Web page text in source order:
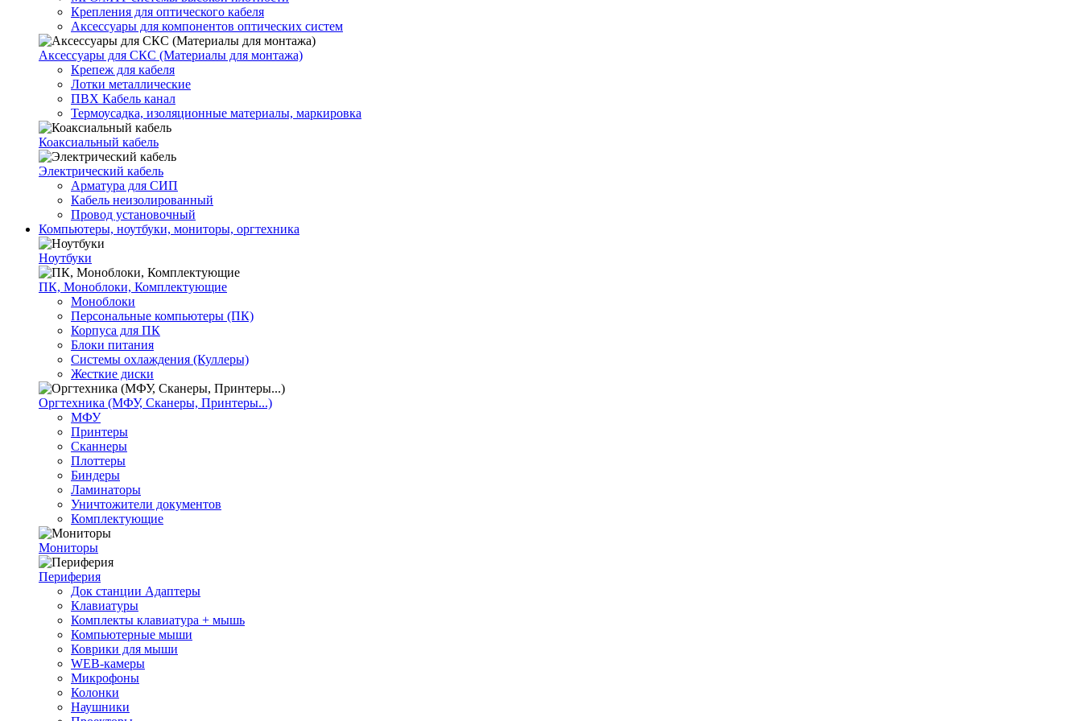
Крепления для оптического кабеля
Аксессуары для компонентов оптических систем
Аксессуары для СКС (Материалы для монтажа)
Крепеж для кабеля
Лотки металлические
ПВХ Кабель канал
Термоусадка, изоляционные материалы, маркировка
Коаксиальный кабель
Электрический кабель
Арматура для СИП
Кабель неизолированный
Провод установочный
Компьютеры, ноутбуки, мониторы, оргтехника
Ноутбуки
ПК, Моноблоки, Комплектующие
Моноблоки
Персональные компьютеры (ПК)
Корпуса для ПК
Блоки питания
Системы охлаждения (Куллеры)
Жесткие диски
Оргтехника (МФУ, Сканеры, Принтеры...)
МФУ
Принтеры
Сканнеры
Плоттеры
Биндеры
Ламинаторы
Уничтожители документов
Комплектующие
Мониторы
Периферия
Док станции Адаптеры
Клавиатуры
Комплекты клавиатура + мышь
Компьютерные мыши
Коврики для мыши
WEB-камеры
Микрофоны
Колонки
Наушники